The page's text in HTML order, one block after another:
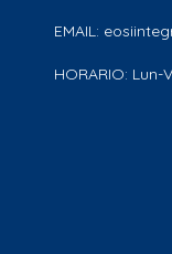
EMAIL:
HORARIO: Lun-